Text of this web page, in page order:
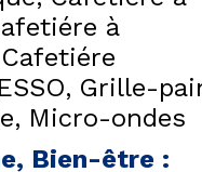
à
Cafetiére
Grille-
Micro-ondes
Bien-être :